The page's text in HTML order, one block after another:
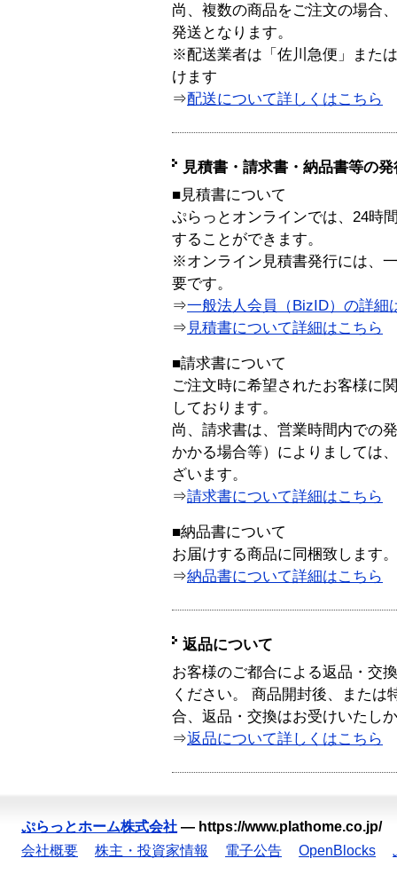
尚、複数の商品をご注文の場合
発送となります。
※配送業者は「佐川急便」また
けます
⇒配送について詳しくはこちら
見積書・請求書・納品書等の
■見積書について
ぷらっとオンラインでは、24時
することができます。
※オンライン見積書発行には、
要です。
⇒一般法人会員（BizID）の詳細
⇒ 見積書について詳細はこちら
■請求書について
ご注文時に希望されたお客様に
しております。
尚、請求書は、営業時間内での
かかる場合等）によりましては
ざいます。
⇒請求書について詳細はこちら
■納品書について
お届けする商品に同梱致します。
⇒納品書について詳細はこちら
返品について
お客様のご都合による返品・交
ください。 商品開封後、または
合、返品・交換はお受けいたし
⇒返品について詳しくはこちら
ぷらっとホーム株式会社 — https://www.plathome.co.jp/
会社概要
株主・投資家情報 電子公告 OpenBlocks